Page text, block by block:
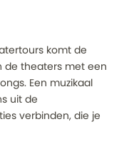
komt de
de theaters met een
Een muzikaal
uit de
verbinden, die je